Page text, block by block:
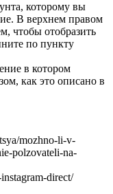
которому вы
В верхнем правом
чтобы отобразить
по пункту
в котором
как это описано в
mozhno-li-v-
polzovateli-na-
direct/